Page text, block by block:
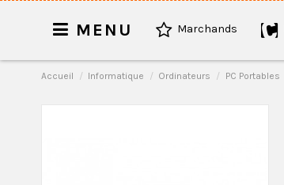
MENU Marchands
Accueil Informatique Ordinateurs PC Portables